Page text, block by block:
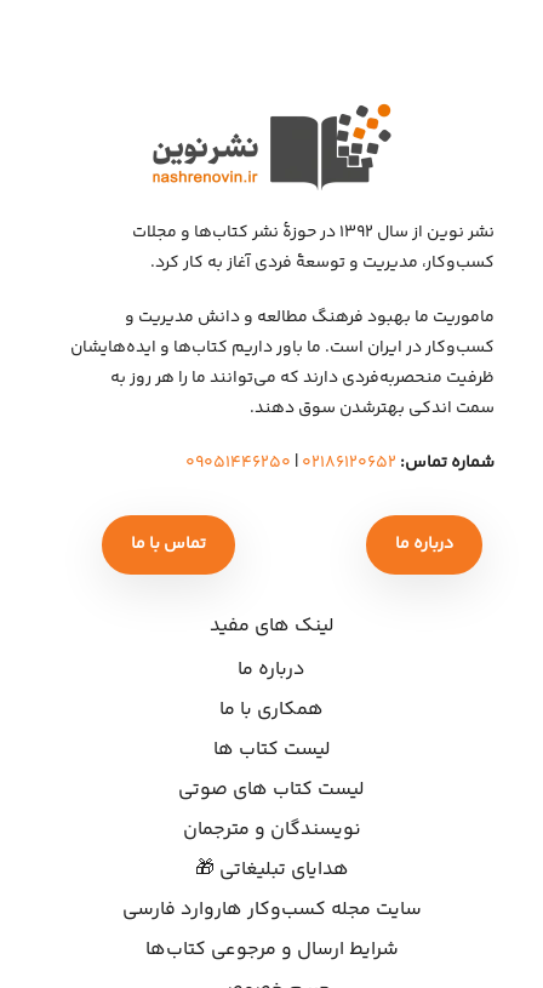
نشر نوین از سال ۱۳۹۲ در حوزهٔ نشر کتاب‌ها و مجلات
کسب‌وکار، مدیریت و توسعهٔ فردی آغاز به کار کرد.
ماموریت ما بهبود فرهنگ مطالعه و دانش مدیریت و
کسب‌وکار در ایران است. ما باور داریم کتاب‌ها و ایده‌هایشان
ظرفیت منحصربه‌فردی دارند که می‌توانند ما را هر روز به
سمت اندکی بهتر‌شدن سوق دهند.
شماره تماس: ۰۲۱۸۶۱۲۰۶۵۲| ۰۹۰۵۱۴۴۶۲۵۰
درباره ما تماس با ما
لینک های مفید
درباره ما
همکاری با ما
لیست کتاب ها
لیست کتاب های صوتی
نویسندگان و مترجمان
هدایای تبلیغاتی 🎁
سایت مجله کسب‌وکار هاروارد فارسی
شرایط ارسال و مرجوعی کتاب‌ها